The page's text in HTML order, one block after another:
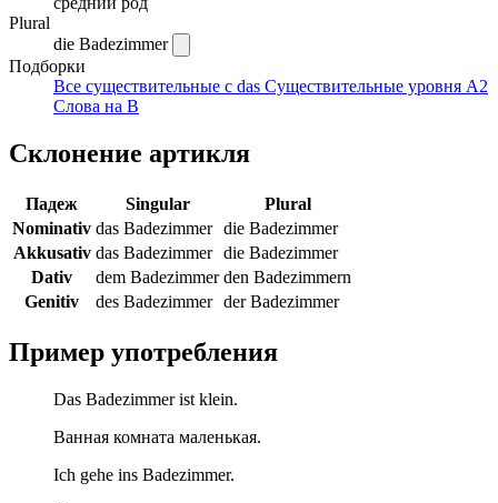
Plural
die Badezimmer
Подборки
Все существительные с das Существительные уровня A2
Слова на B
Склонение артикля
Падеж Singular
Plural
Nominativ das Badezimmer die Badezimmer
Akkusativ das Badezimmer die Badezimmer
Dativ
dem Badezimmer den Badezimmern
Genitiv
des Badezimmer der Badezimmer
Пример употребления
Das Badezimmer ist klein.
Ванная комната маленькая.
Ich gehe ins Badezimmer.